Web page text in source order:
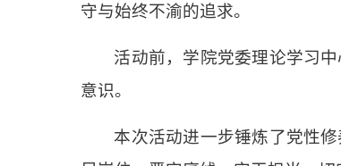
守与始终不渝的追求。
活动前，学院党委理论学习
意识。
本次活动进一步锤炼了党性